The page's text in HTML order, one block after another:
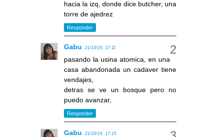
hacia la izq, donde dice butcher, una
torre de ajedrez
Responder
Gabu 21/10/19, 17:11
pasando la usina atomica, en una
casa abandonada un cadaver tiene
vendajes,
detras se ve un bosque pero no
puedo avanzar,
Responder
Gabu 21/10/19, 17:15